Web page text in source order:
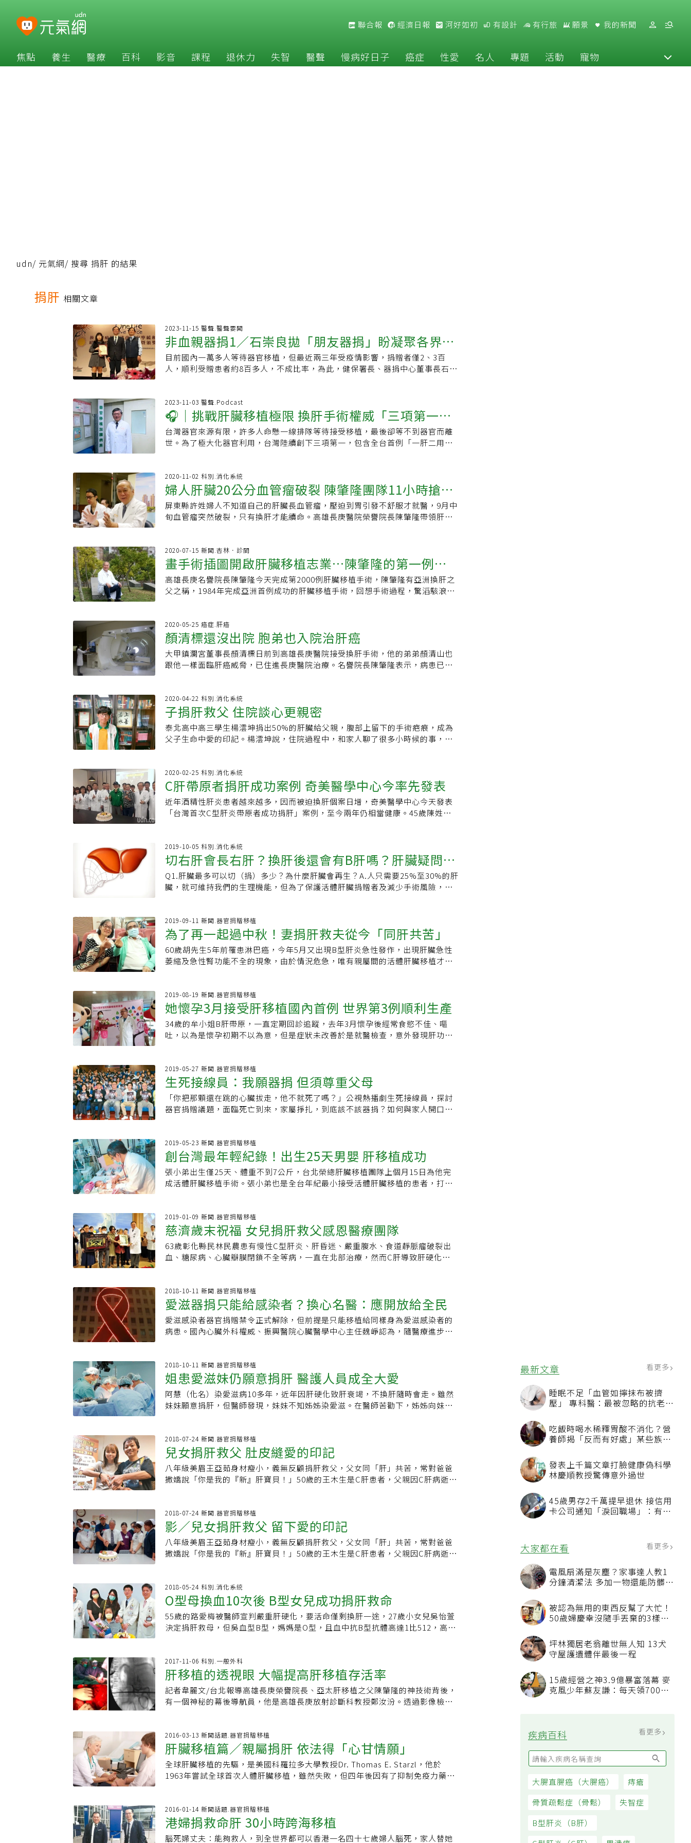
聯合報 經濟日報 河好如初 有設計 有行旅 願景 我的新聞
焦點 養生 醫療 百科 影音 課程 退休力 失智 醫聲 慢病好日子 癌症 性愛 名人 專題 活動 寵物
最新文章 看更多
睡眠不足「血管如擰抹布被擠
壓」 專科醫：最被忽略的抗老方
吃飯時喝水稀釋胃酸不消化？營
養師揭「反而有好處」某些族群
發表上千篇文章打臉健康偽科學
林慶順教授驚傳意外過世
45歲男存2千萬提早退休 接信用
卡公司通知「淚回職場」：有錢
大家都在看 看更多
電風扇滿是灰塵？家事達人教1
分鐘清潔法 多加一物還能防髒汙
被認為無用的東西反幫了大忙！
50歲婦慶幸沒隨手丟棄的3樣物
坪林獨居老翁離世無人知 13犬
守屋護遺體伴最後一程
15歲經營之神3.9億暴富落幕 麥
克風少年蘇友謙：每天領700元
疾病百科 看更多
大腸直腸癌（大腸癌）
痔瘡
骨質疏鬆症（骨鬆）
失智症
B型肝炎（B肝）
udn/ 元氣網/ 搜尋 捐肝 的結果
捐肝 相關文章
2023-11-15 醫聲.醫聲要聞
非血親器捐1／石崇良拋「朋友器捐」盼凝聚各界共
識
目前國內一萬多人等待器官移植，但最近兩三年受疫情影響，捐贈者僅2、3百
人，順利受贈患者約8百多人，不成比率，為此，健保署長、器捐中心董事長石崇
石崇良指出，若開放「非血親」器官捐贈，前提為不傷害捐贈者，將考慮開放腎
臟、肝臟，以及肺臟等器官，其中又以腎臟可能性最高，經分析活體器官捐贈臨
床個案，捐腎對捐贈者生活品質影響最小，且國內腎臟透析（洗腎）病患逼近十
萬，需求量相當高。不過，近10年來，台灣活體捐腎人數每年均在一百多例，截
至昨天，多達8684名腎臟病變患者排隊等待換腎；器捐中心於4年前推動「一腎
捐贈人數一萬多人，累積簽署器官捐贈同意書者2萬5147人，實際順利受贈器官
者人數偏低，近3年都在千人以下。為了拓展器官來源，政府積極推動簽署器官捐
贈同意、預立醫囑等，但成效有限。石崇良表示，台灣腎臟移植率極低，主因在
於來源有限，大都仰賴「屍腎」，而「一腎換一腎」因配對困難，成效不彰；日
修法。」石崇良表示，先前開放配偶間捐贈器官，就有人擔心「假結婚、真買賣
器官」，為此，嚴格規定須結婚2年以上或生育一個孩子的伴侶才能器官捐贈；至
於「非血親」捐贈，疑慮更多，擔心「器官買賣」，必須研擬配套措施，凝聚社
會共識，透過修法，才能提高器捐風氣。
2023-11-03 醫聲.Podcast
🎧｜挑戰肝臟移植極限 換肝手術權威「三項第一」
為器捐短缺開新路
台灣器官來源有限，許多人命懸一線排隊等待接受移植，最後卻等不到器官而離
世。為了極大化器官利用，台灣陸續創下三項第一，包含全台首例「一肝二用」
術；為患者開闢一條生路的幕後推手，是林口長庚醫院副院長李威震，至今已完
成逾1400檯換肝手術。🎧立即收聽 按右下角播放鍵↓肝臟如充血海綿 換肝須注
意出血 李威震來自嘉義縣大林鎮，雖然地處鄉下，但李家父執輩是地方仕紳階
級，爺爺在日據時代即擔任保正，且家族成員眾多。他表示，歷經日本統治，台
灣南部民眾多不希望家中子女從事政治工作，轉而鼓勵自己走上行醫救人的道
發覺疾病與人體器官之間的關係非常奧妙，便一路鑽研下去。打定主意選擇外科
後，自己並未荒廢內科學業，反而加倍認真，要把內科先學好、打下基礎，連同
學對此也刮目相看。外科醫師養成時間長，是難度極高的科別之一，能進行肝臟
手術者，更是外科醫師中的佼佼者。李威震說，肝臟是人體最複雜的器官，除了
非常容易出血。尤其接受肝臟移植手術的病人，通常已發生肝衰竭，導致凝血功
能不佳，一旦出血很難止血，加上每檯移植手術平均要花8至10小時，考驗執刀醫
師專注力，手術極具挑戰性。台灣器捐者少 以一肝二用、跨血型換肝救急「台灣
器官移植發展向來是亞洲區最快的國家之一。」李威震表示，國內很早就有腦死
判定等移植相關法令，但時至今日，台灣器官捐贈風氣仍不興盛，每百萬人中捐
官而離世，李威震帶領團隊，突破醫學限制，要救治更多肝病患者。2003年，他
完成全台第一例「一肝二用」手術，將一個大愛捐贈肝臟，分給2位成人使用，藉
此「多救一人」。在活體肝臟移植方面，因受限倫理問題、擔心器官買賣，政府
限制5等親內才能捐肝，李威震突破血型限制，完成第一例「跨血型捐肝」，家庭
2006年完成手術。受贈者是一位肝硬化女病人，一度考慮至大陸換肝，最終由不
同血型的兒子捐贈肝臟，手術至今17年，病人恢復良好，足見不同捐肝術式預
後、存活率均不受影響，與傳統捐肝手術相同，「在門診追蹤的病人，已無法分
辨哪位是跨血型捐肝、哪位不是。」孕期進行肝臟移植 母子均安在全球僅3例李
威震的另一項創舉，是完成全球罕例在孕婦懷胎期間進行肝臟移植手術。他表
移植手術，手術過程團隊非常謹慎，必須確保孕婦血壓起伏不能太大，否則恐會
影響胎盤血流供應，進而影響胎兒健康。李威震說，術前照會婦產科評估，認定
胎兒除神經系統未發育完成，其他器官均已成型，才放心進行手術；術後亦持續
追蹤胎兒情況，至今孩子已經4、5歲，心智、生理機能一切正常。術後查閱文
母親性命，先引產腹中胎兒，「母子均安真的非常困難。」李威震小檔案現職林
口長庚紀念醫院副院長台灣外科醫學會理事台灣肝癌醫學會理事學歷美國匹茲堡
大學進修台北醫學院經歷林口長庚紀念醫院外科部部主任台灣移植醫學學會 理事
長林口長庚醫院器官移植中心主任Podcast工作人員聯合報健康事業部製作人：
韋麗文主持人：林琮恩音訊剪輯：高啟書腳本撰寫：林琮恩音訊錄製：周佩怡特
2020-11-02 科別.消化系統
婦人肝臟20公分血管瘤破裂 陳肇隆團隊11小時搶救
成功
屏東縣許姓婦人不知道自己的肝臟長血管瘤，壓迫到胃引發不舒服才就醫，9月中
旬血管瘤突然破裂，只有換肝才能續命。高雄長庚醫院榮譽院長陳肇隆帶領肝臟
罹患多發性巨大肝血管瘤，過去一直沒做過相關檢查，不知肝臟內最大的血管瘤
直徑已達20公分，超過四分之三的肝臟被腫瘤占據。今年8月初，許婦出現胃食道
逆流等症狀才就醫，醫師懷疑是肝臟血管瘤太大壓迫到胃才不舒服，輾轉到高長
庚看診。許婦病況急轉直下，9月18日血管瘤破裂導致劇烈疼痛，送抵長庚醫院時
已無心跳、血壓，兩次緊急手術出血量超過1萬毫升。陳肇榮帶領肝臟移植小組進
兒子捐肝評估與母親受肝準備，這項超緊急手術挑戰很大，所幸在11小時內順利
達成，捐乾兒子的肝臟已經長回至八成，母親也即將出院返家。「感謝家人與醫
療團隊沒有放棄」許婦說，昏迷後意識很模糊，清醒後才知道老公與兩個兒子都
爭著要捐肝給她，感謝醫療團隊將她的命救回來。兒子也說，捐肝救母是應該
電腦斷層時發現，目前也沒有藥物可讓血管瘤消失或停止生長。此外，肝血管瘤
原則上不需要治療，但若已經巨大壓迫其他器官，長得太快或腫瘤屬於非典型影
像才會考慮手術切除，許姓患者是罕見病例。
2020-07-15 新聞.杏林．診間
畫手術插圖開啟肝臟移植志業…陳肇隆的第一例換
肝手術，竟是冒著坐牢風險完成的
高雄長庚名譽院長陳肇隆今天完成第2000例肝臟移植手術，陳肇隆有亞洲換肝之
父之稱，1984年完成亞洲首例成功的肝臟移植手術，回想手術過程，驚滔駭浪，
好有十二指腸潰瘍穿孔病史，腹腔極度粘黏，手術5小時，緊接著27小時的受肝手
術，病人在麻醉後逐漸蘇醒，肝功能也恢復了。這次手術率先採用腦死定義，當
時曾受到各界的爭議與討論，當時的首席檢察官陳涵也表示關切。陳肇隆為什麼
要冒著被起訴、甚至坐牢的風險來為病人動手術。他說，1984年台灣還是「萬年
國會」的年代，很難期待國會可以主動訂定前瞻性法律，他只好在周延而縝密的
手術不合法律規定，當時陳肇隆33歲。在此之前，日本的和田壽郎教授在北海道
札幌醫學大學，做了相同的腦死亡觀念突破，但在日本，捐贈者的腦死判定程序
和受贈者的移植手術適應症都受質疑，而且受贈者不幸過世。因此和田教授被檢
察官指控，涉嫌雙重謀殺而纏訟多年。陳肇隆說，在台灣我們採用比歐美更嚴格
器移植立法，副題就是「從長庚醫院創臟器移植新猷談起」。更重要的是第一例
換肝病人順利出院，成為亞洲第一個成功的肝臟移植手術，更從而促成亞洲第一
個腦死亡器官移植立法，比日本早10年、韓國早12年，帶動台灣移植醫學的蓬勃
發展，也為3年後的第一例心臟移植、7年後的肺臟移植鋪路。如今說來水到渠
成，但十年磨一劍，這是陳肇隆多年努力的成果。他說，台灣第一個走上國際舞
的學生，也是陳肇隆恩師、時任長庚大學校長張昭雄的推薦，找陳肇隆幫他畫手
術插圖。當時陳肇隆是第三年住院醫師，也沒有看過肝臟手術，為了把圖畫好，
只好把相關資料都找來讀，包括肝臟解剖學、肝臟手術，還有林天佑的論文等。
陳肇隆說，只要下了工夫就會產生興趣，當時他依稀覺得肝臟外科在可以預見的
緒，那時台灣還沒有進口上市的器官保存液，只能從文獻上找到配方，在製劑室
自行調配。剛研發的抗排斥新藥環孢靈（Cyclosporine）還沒有得到美國食品藥
物管理局（FDA）的認證，只有在美國和西歐有限的幾個醫學中心進行人體試
驗，他必須提出人體試驗計畫，自己去瑞士，到開發環孢靈的山徳士(Sandoz)藥
廠，爭取並引進亞洲第一批的環孢靈，用在最早期的病人。其實連手術器棫都找
科、麻醉、護理人員，看過肝臟移植手術，他只能利用每個周末，以狗和豬來做
動物實驗，模擬實際的手術情境，訓練換肝小組。陳肇隆說，從1984年的第一
例，，第一個十年，只完成16例。第二個十年，完成219例，重點是研究發展活
體肝移植，讓台灣居國際領導地位。第三個十年， 958例，著重在經驗傳承與醫
2020-05-25 癌症.肝癌
顏清標還沒出院 胞弟也入院治肝癌
大甲鎮瀾宮董事長顏清標日前到高雄長庚醫院接受換肝手術，他的弟弟顏清山也
跟他一樣面臨肝癌威脅，已住進長庚醫院治療。名譽院長陳肇隆表示，病患已完
住院同時，顏清標的弟弟顏清山也傳出入院治療肝癌。主治醫師陳肇隆說，顏清
山已經完成質子定位，預定6月1日開始質子治療，其他細節因為涉及病人隱私，
不方便對外說明。高雄長庚醫院在2018年設立質子治療中心，質子治療機造價20
多億，全棟大樓連同設備共50億元，機器旋轉機架與治療艙高達3層樓高。院方指
出，癌症治療有手術、放射與化學三種治療方式，在放射治療中，傳統X光由外部
正常組織。
2020-04-22 科別.消化系統
子捐肝救父 住院談心更親密
泰北高中高三學生楊澐坤捐出50%的肝臟給父親，腹部上留下的手術疤痕，成為
父子生命中愛的印記。楊澐坤說，住院過程中，和家人聊了很多小時候的事，家
澐坤兩個妹妹年紀還太小，不符捐肝資格，他是長子，身體條件也符合，與家人
討論後，他毫不猶豫決定捐出肝臟給父親。楊澐坤表示，2月26日進行手術，手術
過程長達8個小時，在恢復室醒來，發現身上都是管路，不料對止痛藥出現過敏反
應，全身癢又不能抓，術後吃什麼就吐什麼，短短一周就掉了5公斤，出院前還因
胰臟發炎，多住了一周。但他說，出院後身體復原良好，雖然比較容易累，但生
憶，「他們都說我小時候很皮」。就這樣度過了一個月，父子前後出院，最近爸
爸因感染二度入院，所幸情況穩定，僅需留院觀察。媽媽留在醫院照顧爸爸，楊
澐坤也扛起家庭責任，放學後去打工，回家後也要照顧兩位妹妹。正值高三生學
階段，當大家忙著繁星入學申請，楊澐坤仍在醫院休養，感謝老師透過電話協助
動，展現孝順與勇氣，顯現他對父親的愛，感動人心，也帶來正面溫暖的力量。
2020-02-25 科別.消化系統
C肝帶原者捐肝成功案例 奇美醫學中心今率先發表
近年酒精性肝炎患者越來越多，因而被迫換肝個案日增，奇美醫學中心今天發表
「台灣首次C型肝炎帶原者成功捐肝」案例，至今兩年仍相當健康。45歲陳姓患
患者多年熬夜工作又喝酒，發病到重症腹水短短3個月，2017年11月因茶色尿液
腹脹就醫，檢查發現罹患酒精性肝炎併代償不全；12月因酒精性肝炎致肝硬化產
生大量腹水及自發性細菌性腹膜炎，反覆住院治療。奇美移植醫學科主任暨一般
及消化系外科主治醫師孫定平表示，當時患者腹水已多達4公斤的酒精肝患者45歲
陳姓男子，因要捐肝的患者妹妹有C型肝炎原本不能捐肝，美國也只有6%採用，
奮勇決定捐肝給哥哥，但由於是C肝帶原者無法捐贈，2018年與奇美醫學中心肝
膽內科主任郭行道討論後，考量妹妹C肝病毒量較低，先給C肝抗病毒藥物，病毒
檢驗為完全為陰性後安排活肝移植。2018年03月移植醫學科主任孫定平率領肝移
植團隊執行「國內尚無前例C肝帶原者經治療後捐贈給完全未曾感染過C肝之親人
型肝炎活體捐贈的創舉」。內科部部長暨胃腸肝膽科肝膽內科主任郭行道表示，
以往C型肝炎帶原者治療以干擾素為主，對國人常見的基因第一型C肝治療效果不
佳，因此C型肝炎帶原者的大愛肝往往被捨棄不用，對於大愛捐贈極度欠缺的台灣
無疑是雪上加霜，雖然DAA藥物的問世讓C肝有了革命性的進展及高達95%的治
癒機會，但醫界對於C肝帶原者經治療之後立即執行活肝捐贈的手術還是採取比較
感染過C肝的接受者。在活肝方面目前還未做到C肝帶原者接受過DAA治療後(視同
C肝已痊癒)立即捐贈給未曾感染C肝的親屬。奇美醫學中心肝移植手術中，目前仍
以屍肝居多，活體捐肝前需進行全面、審慎的評估捐贈者的意願、身體狀況、肝
臟的健康等，以避免「兩敗俱傷」的不幸後果。國內需要肝臟移植的病人很多，
2019-10-05 科別.消化系統
切右肝會長右肝？換肝後還會有B肝嗎？肝臟疑問大
解答
Q1.肝臟最多可以切（捐）多少？為什麼肝臟會再生？A.人只需要25%至30%的肝
臟，就可維持我們的生理機能，但為了保護活體肝臟捐贈者及減少手術風險，捐
爾蒙等，有助於刺激肝臟內細胞的複製和增生，因此肝臟切除後還可以再生。
Q2.切右肝就會長右肝、切左肝就會長左肝嗎？A.不是。再生的肝臟並不會「切右
邊長右邊」、「切左邊長左邊」。切除後剩下的肝臟，會像「吹氣球」一樣慢慢
變大，而肝臟的形狀也會有些許改變，但大致上仍跟原來差不多。 Q3.再生出的
肝臟，體積會不會跟原來一樣大？A.通常不太會，長多大就看生理需求，一般而
功能若足以維持正常運作，肝臟再生的空間也有限。其實，只要肝臟的功能足夠
正常運作，肝臟的大小不是那麼重要。 Q4.因為捐肝而切除部分的肝臟，長回來
需多久時間？A.肝臟切除一部份後，前3個月再生的速度最快，通常3至6個月內，
可長回原來肝臟8成的體積，6個月後通常就不太會再長了。但這種再生速度是指
的肝，不會是正常的肝。 Q5.捐肝時是捐左肝還是右肝？有何不同？A.其實左、
右肝的功能是一樣的，只是大小不一樣。左肝約佔三分之一，右肝佔三分之二。
捐肝是依照受贈者體重來判斷捐肝者應該捐多少肝臟。例如受贈者體重若是50公
斤，那麼捐肝者就需要捐出受贈者體重的1%以上最好，即500公克的肝臟，最少
也要有受贈者體重的0.8%。關於肝臟重量的計算是透過電腦斷層檢查去測量估算
復？A.捐肝手術後3到7天，肝功能指數可能會升高達到高點，但7天後指數就會往
正常方向進展。一般而言，手術後2到4週，肝功能指數就可回到正常範圍。另
外，肝臟在再生完成前，在藥物代謝的功能上可能有些影響，但其它如蛋白質合
成和膽汁分泌等功能都可維持正常，所以只要注意不要亂服藥物，其他不用太擔
世後，若換肝手術「前」、「後」都持續服用抗病毒藥物壓低病毒量，加上換肝
手術中會使用大量的Ｂ型肝炎免疫球蛋白，術後也會短期使用免疫球蛋白及終身
服用Ｂ肝抗病毒藥物，在這種情形下，Ｂ肝復發率可降低為5%到10%。 Q8.我有
肝硬化，換肝後還會有肝硬化嗎？A.如果只有肝硬化，換肝就是換一個新的健康
肝，所以不會有肝硬化。 Q9.我有C型肝炎，換肝後，還會有C型肝炎嗎？A.換肝
左右的病人在換肝後5年就因為Ｃ肝復發發生肝硬化，而需要再次移植。 近兩年C
肝全口服新藥問世後，改變此一狀況，若在換肝前就透過口服藥物治癒Ｃ肝病
毒，換肝後Ｃ肝復發的比率自然就降低很多。 Q10.我有肝硬化也有肝癌，接受手
術切除肝癌後，再生的肝是不是健康的肝？A.不是。肝硬化不能靠部分肝臟切除
化的狀態，那些疤痕並不會完全消失，原地複製出來的肝臟細胞還是會被有纖維
化或硬化的成分包裹。 Q11.我有肝癌，換肝後還會有肝癌嗎？A.台灣現行評估肝
癌患者能否換肝，是依照美國加州大學舊金山分校的建議（UCSF Criteria）標
準，符合此一標準而換肝的肝癌患者，換肝後復發率很低，小於2%。之所以復發
率不會是零，是因為也許癌細胞在換肝前已殘留體內或悄悄轉移到血液、肺臟、
健康基金會《好心肝雜誌》第73期（2016-01-15出版，原文連結】）
2019-09-11 新聞.器官捐贈移植
為了再一起過中秋！妻捐肝救夫從今「同肝共苦」
60歲胡先生5年前罹患淋巴癌，今年5月又出現B型肝炎急性發作，出現肝臟急性
萎縮及急性腎功能不全的現象，由於情況危急，唯有親屬間的活體肝臟移植才能
高醫移植團隊的妙手回春。胡太太有本密密麻麻的筆記，記著哪天轉診、哪天住
院、哪天開刀，看似只是每天的發炎、黃疸指數等數據資料，但每一筆記錄的都
是太太的愛。也因為這樣的數值，讓她知道先生的病情不能繼續拖下去，與其被
動地觀察數值的起伏，不如主動解決。「一知道需要肝臟移植，家人間就搶著
『報名』。」胡太太說，做捐肝的決定從來沒有後悔過，因為夫妻不是「相欠
執的脾氣也因這場大病變了，開始會開玩笑，也變得相當感性。胡先生說，可能
是現在身體裡有了太太的肝，所以也感染了太太的感性。這些日子，心裡五味雜
陳，謝謝太太為我所做的一切，今年全家還可以團圓過中秋。高醫消化系中心主
任張文燦表示，胡先生在醫療團隊承諾會確保捐贈者的安全為第一要務下，才同
其取出，確定沒有手術併發症後就進行肝移植。胡先生在手術前的末期肝病指數
已高達38分，危險換肝指標為35分，快接近頂標的40分。張文燦表示，急性或猛
爆性肝衰竭，是肝臟移植中最困難的手術，由於病人處於危急狀況，不僅肝臟、
全身器官也都會有功能不全的現象，即使植入新的肝臟，有時恢復的情形也不一
定盡如人意。尤其是活體肝臟移植，由於準備時間有限，且僅能植入部分肝臟，
2019-08-19 新聞.器官捐贈移植
她懷孕3月接受肝移植國內首例 世界第3例順利生產
34歲的牟小姐B肝帶原，一直定期回診追蹤，去年3月懷孕後經常食慾不佳、嘔
吐，以為是懷孕初期不以為意，但是症狀未改善於是就醫檢查，意外發現肝功能
生命。牟小姐知道後驚慌又痛苦、徬徨，幾乎天天以淚洗面，雖然家人主動表達
捐肝的意願，但她擔心腹中的胎兒能否跟她一起撐過去。醫師評估胎兒狀況穩
定，鼓勵她生下來。就在等待移植配對結果期間，一天晚上牟小姐接到醫院通
知，她幸運獲大愛者捐肝臟，她決定為了孩子、家庭，勇敢接受肝臟移植。手術
去年5月進行，術後3週順利出院，11月平安生下寶貝女兒。牟小姐3個月的身孕
的狀態下進行更為複雜，要考量胎兒的安全，必須確保術中胎兒心跳血壓穩定，
才不會有危險，否則可能胎死腹中。查閱國內外文獻，孕期中接受肝臟移植手術
者，全世界只有5例，其中僅2例順利生產，台灣過去也沒這種案例，牟小姐是第3
例。李威震解釋，B肝帶原的孕婦，出現B型肝炎急性發作的機率約5%～10%，
B肝帶原的孕婦，應定期接受產前檢查，若發現身體出現異狀，例如眼睛或小便的
顏色變黃，更應提高警覺，立即就醫檢查，以免憾事發生。 編輯推薦 研究顯示遵
循7原則 就能維持心臟健康又遠離失智風險 胸痛＝心臟病？這幾個狀況更危險，
名醫教你這樣判斷
2019-05-27 新聞.器官捐贈移植
生死接線員：我願器捐 但須尊重父母
「你把那顆還在跳的心臟拔走，他不就死了嗎？」公視熱播劇生死接線員，探討
器官捐贈議題，面臨死亡到來，家屬掙扎，到底該不該器捐？如何與家人開口談
也無法想像等待器官者為了活下去有多努力，直到接演這齣戲，真正接觸器捐個
案的家屬後，他才反思自己應該為社會做些事，例如簽署器官捐贈卡。「我願意
簽器捐卡，但前提是必須尊重父母想法」，曾少宗說，父母很傳統，因為歷經親
人離去的痛苦，讓他們避談死亡。換個角度想，身體髮膚受之父母，每個孩子都
是父母心頭上的一塊肉，曾經他只是長針眼，需要畫刀把膿擠出來，父母都很心
母支持孩子器捐是一條漫漫長路，但他相信時代在進步，醫學資訊在更新，或許
有一天父母會同意他器捐，如同這齣戲的目的，讓民眾開始思考器捐，因為當遇
到需要時，時間都很緊迫，分秒必爭，所以一定要預先規劃。為了與父母溝通器
捐，曾少宗和父母一起看生死接線員，跟他們分享拍戲過程及宣傳遇到的個案故
醫院見習，跟著醫師看診、巡房和開刀，印象深刻是有位肝病病患，全身出現黃
疸必須換肝，後來太太捐肝給先生卻出現排斥，等於太太白挨一刀，先生只好再
等換肝，「那時我覺得面對生命，人好像無能為力」，幸好病患等到了捐肝者，
再次重獲新生。過往為戲宣傳是走上街頭，但曾少宗說這次是到醫院跟家屬和醫
療人員分享，感觸很深，有捐贈者母親看了劇中片段，想起已逝的女兒，原以為
多歲的捐贈者家屬前來，可想而知是白髮人送黑髮人，萬般不捨親人，他希望這
齣戲能撫慰家屬的寂寞和難過，也是戲劇能夠帶來的另一種生命價值。最壞時刻
努力做最好的決定製作人許家豪分享，不同於一般醫療行為，器捐是「有一個
死、才有一個重生」，劇中角色都在最壞的時刻，努力做最好的決定，也是當初
2019-05-23 新聞.器官捐贈移植
創台灣最年輕紀錄！出生25天男嬰 肝移植成功
張小弟出生僅25天、體重不到7公斤，台北榮總肝臟移植團隊上個月15日為他完
成活體肝臟移植手術。張小弟也是全台年紀最小接受活體肝臟移植的患者，打破
了，要給走過生死關頭的妻子、孩子「好好進補」，把張小弟養成為獨立自主的
好男孩，一輩子孝順捐肝給他的媽媽。患新生兒血鐵沉積症張小弟是家中第二個
成員，沒想到出生後，黃疸遲遲未退，成大醫院確診罹患新生兒血鐵沉積症
（Neonatal Hemochromatosis），且已出現猛爆型肝衰竭，若未及時肝移植，
恐凶多吉少。爸爸肝臟太大不適合成大醫院去年與台北榮總合作，完成當時全台
疼老婆還在做月子，自告奮勇由他捐肝給兒子，卻因為肝臟太大竟遭「退貨」。
台北榮總兒童外科主任劉君恕說，張爸爸當時還流下男兒淚，媽媽則是一滴眼淚
也沒流，堅定地說「身體沒問題，不管做什麼一定要救回兒子。」宣布手術的日
期後，張小弟病情惡化，在一個深夜裡竟然肺出血，讓手術一度暫停。9小時手術
個月的孩子，看著太太說「謝謝，妳辛苦了。」他靦腆地說，過去從未稱呼太太
為「老婆」，術前一晚，特別傳訊息給太太，寫了一串肉麻的話，告訴老婆說
「辛苦了」。劉君恕說，張小弟未來雖然需要服用抗排斥藥，但會依照狀況調整
劑量，也隨著醫學進步，不一定要服藥一輩子，看著小小的生命繼續延續，自己
看了也非常感動。最小紀錄 5天大移植亞洲肝臟移植年紀最小的案例在日本，也
時，體內產生對抗胎兒肝細胞的抗體，破壞胎兒肝細胞並產生肝臟及其他組織中
鐵質的沉積，孩子出生後，發生低血糖、凝血功能障礙、黃疸、水腫、寡尿等等
肝臟衰竭的症狀。● 治療：藥物治療方法為血漿置換及高劑量免疫球蛋白注射，
若未在1周內完成肝臟移植，致死率近100％。● 盛行率：8成病嬰尚未被診斷即
2019-01-09 新聞.器官捐贈移植
慈濟歲末祝福 女兒捐肝救父感恩醫療團隊
63歲彰化縣民林民農患有慢性C型肝炎、肝昏迷、嚴重腹水、食道靜脈瘤破裂出
血、糖尿病、心臟瓣膜閉鎖不全等病，一直在北部治療，然而C肝導致肝硬化危在
療團隊協助下，順利完成長達12小時的活肝移植手術，女兒捐出百分之60的右
肝，圓滿心願。今天在醫院舉辦的歲末祝福活動，病患家屬在現場感恩醫療團
隊。 尹文耀表示，由於病患的慢性C型肝炎導致肝臟長期處於發炎狀態，容易出
現高肝門脈壓情況（指肝硬化，血液無法順利流進去肝臟裡），腹腔內許多靜脈
血管擴張，加上沾粘相當嚴重，手術中要取出像苦瓜一樣的肝臟，又得小心避開
場，透過影片感謝證嚴上人創造慈濟，讓他能遇到這麼好的醫師。 今年慈濟歲末
祝福由證嚴上人帶領醫院人員一起用虔誠的心感恩過去，以歡喜心迎接新的一
年。歲末祝福後，證嚴上人帶領大家點傳心燈，期盼繼續秉持最初的信念為病人
拔除病苦。
2018-10-11 新聞.器官捐贈移植
愛滋器捐只能給感染者？換心名醫：應開放給全民
愛滋感染者器官捐贈禁令正式解除，但前提是只能移植給同樣身為愛滋感染者的
病患。國內心臟外科權威、振興醫院心臟醫學中心主任魏崢認為，隨醫療進步，
換肝時，生活期相當短，等待大愛器官卻不易。此時若有感染者捐出心臟，只捐
給感染者，對方當然沒心理障礙，但一般患者若願意退而求其次接受愛滋心臟，
「為什麼不可以？」魏崢舉例，有位瀕死的患者沒有愛滋病，大愛器官排序比起
他人均是優先，但此時捐贈者是愛滋感染者，捐出的大愛器官卻跳過他，給了另
一名比較不急的感染者，變成愛滋病感染者有移植優先權，「法規這樣訂不太公
吧！」只要和家屬及病人講清楚，說不定患者願意接受，不應擋掉病人權利。不
過，器官捐贈移植登錄中心副執行長劉嘉琪表示，愛滋器官對一些沒帶原的病人
是無法用的，而且仍有患者不希望用到受感染的器官。劉嘉琪強調，我國器捐量
不多，考量不增加國內愛滋感染者人數，且間接減少一般等待器官移植需求者等
開刀摘器官或種器官，才是未來最大的困難，仍有醫療同仁對手術及治療有顧
忌。台北榮總移植外科主任龍藉泉說，法規要求，器捐或接受移植的感染者必須
符合一定條件，例如有定期接受控制，且病毒量幾乎測不到等，但很多感染者的
檢查或治療不一定完善，「不清楚病毒控制如何，外科醫護心裡一定有疙瘩。」
魏崢說，面對愛滋感染者，醫師不應該推卸責任，但一定要做好防護措施，注意
讀】‧愛滋感染者 心臟等六器官未來可器捐【相關閱讀】‧姐患愛滋妹仍願意捐
肝 醫護人員成全大愛
2018-10-11 新聞.器官捐贈移植
姐患愛滋妹仍願意捐肝 醫護人員成全大愛
阿慧（化名）染愛滋病10多年，近年因肝硬化致肝衰竭，不換肝隨時會走。雖然
妹妹願意捐肝，但醫師發現，妹妹不知姊姊染愛滋。在醫師苦勸下，姊姊向妹妹
有2名愛滋感染者，各在北部及中部的醫學中心完成器官移植，阿慧即是其中1
人。替阿慧執刀的主治醫師受訪表示，當他知道接手的病人有ＨＩＶ病毒帶原，
其實花很長的時間「溝通」，一邊和阿慧溝通，另一邊和手術團隊溝通。該醫師
表示，愛滋過去被認為是「不名譽」的病，加上健保ＩＣ卡有註記病人是否為Ｈ
ＩＶ帶原，一插卡就看得到，有些醫師表情會變，「患者看了心情會很受創。」
包括妹妹也是。「但捐肝者也要手術及住院，我認為妹妹有權利知道。」在醫師
堅持與勸說下，阿慧卸下心房向妹妹坦承，也換肝成功。該醫師說，幸好阿慧是
接受活體肝移植，他可在上刀前與團隊的麻醉醫師及護理人員進行縝密計畫，讓
大家心裡有底，如何避免開刀過程中被針扎，或是醫療器材該如何清理、消毒及
這次是大愛器捐，臨時手術會使團隊壓力更大，「所以平常訓練應謹慎，才能確
保醫病皆安全。」【相關閱讀】‧愛滋感染者 心臟等六器官未來可器捐【相關閱
讀】‧愛滋器捐只能給感染者？換心名醫：應開放給全民
2018-07-24 新聞.器官捐贈移植
兒女捐肝救父 肚皮縫愛的印記
八年級美眉王亞茹身材瘦小，義無反顧捐肝救父，父女同「肝」共苦，常對爸爸
撒嬌說「你是我的『新』肝寶貝！」50歲的王木生是C肝患者，父親因C肝病逝，
斤。王木生不忍女兒受累，內心十分煎熬，女兒救父態度堅定，捐出60%的肝臟
給父親，醫護人員將父女病床安排在對面，讓亞茹一起身就可看到爸爸。不介意
腹部L型傷疤影響美觀，亞茹說「爸爸的健康比什麼都重要，這是榮耀，不需要遮
掩」。另外，在雲林經營麵包店的吳永昌，有「蛋糕爸爸」封號，吳是B肝帶原
者，5年前急性肝衰竭，換肝是延續生命唯一契機，3個兒子都想捐肝救父，經比
志」，吳笑稱「我家多兩輛進口車」，也是愛的印記。吳永昌是大林慈濟醫院醫
療志工，常帶自家做的蛋糕為醫護人員打氣。台灣肝臟移植技術位居全球優等
生，但屍肝來源有限，每年約百例，等著換肝的患者多達一兩千人，活體肝臟移
植技術純熟，拯救許多肝疾患者。目前規定五親等內的親屬可捐肝，肝臟可以再
不感冒就是健康？從不感冒的人是這種癌的高危險群
2018-07-24 新聞.器官捐贈移植
影／兒女捐肝救父 留下愛的印記
八年級美眉王亞茹身材瘦小，義無反顧捐肝救父，父女同「肝」共苦，常對爸爸
撒嬌說「你是我的『新』肝寶貝！」50歲的王木生是C肝患者，父親因C肝病逝，
她增重5公斤。王木生不忍子女受累，內心十分煎熬，女兒救父態度堅定，捐出
60%的肝臟給父親，醫護人員將父女病床安排在對面，亞茹一起身就可看到爸
爸。王亞茹今年從崑山科大畢業，不介意腹部L型傷疤影響美觀，她說「爸爸的健
康比什麼都重要，這是榮耀，不需要遮掩」。王木生一家是慈濟基金會長期關懷
的個案，基金會志工對王亞茹的孝心印象深刻。在雲林經營麵包店的吳永昌，有
人生從黑白變彩色，吳永昌幽默地說「我的柴肝變粉肝」。手術後，吳永昌肚皮
上多了像「賓士」標誌的疤痕，兒子的像「凌志」，吳永昌笑稱「我家多二輛進
口車」，也是愛的印記。吳永昌是大林慈濟醫院醫療志工，常帶自家做的蛋糕為
醫護人員打氣，也以過來人經驗提醒身旁朋友「善待你的心肝寶貝，避免走上肝
拯救許多肝疾患者。目前規定五親等以內親屬可捐贈肝臟，肝臟可以再生，一般
切除6成左右肝臟，保留3成多的肝臟組織，捐贈者術後休養數月，飲食正常，不
會影響健康。
2018-05-24 科別.消化系統
O型母換血10次後 B型女兒成功捐肝救命
55歲的路愛梅被醫師宣判嚴重肝硬化，要活命僅剩換肝一途，27歲小女兒吳怡萱
決定捐肝救母，但吳血型B型，媽媽是O型，且血中抗B型抗體高達1比512，高醫
眼說：「如果我死了，不知家人怎麼辦？」路的兩個女兒吳姿儀、吳怡萱說，8個
月前兩人為貼補家計出國打工，直到農曆年前返台，才知道媽媽入院，「一定要
救媽媽！」因吳姿儀有糖尿病，決定由妹妹吳怡萱捐肝，吳姿儀負責照顧媽媽和
妹妹。高醫移植中心主治醫師張文燦表示，活體肝臟移植雖能接受不同血型捐贈
者，但接受移植者最安全的抗體價數為1比 4，路女的B型抗體價數高達1比512，
輕很多，捐出6成肝臟只有560公克，與路女需要的640公克有差距，從切除、移
植到血管和膽管重建等過程中，完全不能浪費一丁點肝臟，「只要少了一點，患
者就可能陷入危險！」吳姿儀說，雖然家中經濟狀況不佳，不過兩姊妹樂觀表
示，「幸好有把媽媽救回來，媽媽健康最重要！工作可以再找」。
2017-11-06 科別.一般外科
肝移植的透視眼 大幅提高肝移植存活率
記者韋麗文/台北報導高雄長庚榮譽院長、亞太肝移植之父陳肇隆的神技術背後，
有一個神秘的幕後導航員，他是高雄長庚放射診斷科教授鄭汝汾。透過影像檢
影像檢查及判讀的全球標準，為全世界肝移植專家所遵從。對肝癌病患用載藥微
球控制後，再進行肝移植，大幅提高肝癌病患存活率。外科醫師說，只有打開肚
子之後，才知道真相是什麼。有人說，鄭汝汾是陳肇隆的透視眼。高雄長庚活體
肝移植的三年存活率高達91％，創下世界紀錄。擁有陳肇隆高超的外科手術之
外，團隊的貢獻也是一大重點。透過鄭汝汾的影像檢查，可以了解捐肝者的肝本
鄭汝汾說，根據分析發現，捐肝者剩餘肝臟體積不足，是被排除捐肝的主要原
因。鄭汝汾說，使用血管攝影、超音波、電腦斷層與磁共振的檢查，瞭解捐肝與
受肝者的解剖構造、肝硬化程度、腫瘤偵測及治療的術前估評。確認為適合進行
2016-03-13 新聞話題.器官捐贈移植
肝臟移植篇／親屬捐肝 依法得「心甘情願」
全球肝臟移植的先驅，是美國科羅拉多大學教授Dr. Thomas E. Starzl，他於
1963年嘗試全球首次人體肝臟移植，雖然失敗，但四年後因有了抑制免疫力藥
李伯皇表示，當時台灣遠赴國外學習肝臟移植的醫師，約九成都到美國匹茲堡大
學觀摩、學習，把移植技術帶回台灣。不過，雖然Starzl成功移植肝臟，同時也
浮現一些問題，因肝臟來源少，該如何增加肝臟來源？何種情況的病患適合移
2016-01-14 新聞話題.器官捐贈移植
港婦捐救命肝 30小時跨海移植
腦死婦丈夫：能夠救人，到全世界都可以香港一名四十七歲婦人腦死，家人替她